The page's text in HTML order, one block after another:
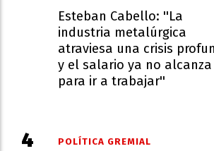
Esteban Cabello: ''La
industria metalúrgica
atraviesa una crisis
y el salario ya no alcanza
para ir a trabajar''
POLÍTICA GREMIAL